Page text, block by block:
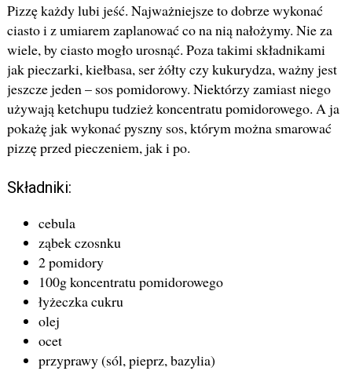
Pizzę każdy lubi jeść. Najważniejsze to dobrze wykonać
ciasto i z umiarem zaplanować co na nią nałożymy. Nie za
wiele, by ciasto mogło urosnąć. Poza takimi składnikami
jak pieczarki, kiełbasa, ser żółty czy kukurydza, ważny jest
jeszcze jeden – sos pomidorowy. Niektórzy zamiast niego
używają ketchupu tudzież koncentratu pomidorowego. A ja
pokażę jak wykonać pyszny sos, którym można smarować
pizzę przed pieczeniem, jak i po.
Składniki:
cebula
ząbek czosnku
2 pomidory
100g koncentratu pomidorowego
łyżeczka cukru
olej
ocet
przyprawy (sól, pieprz, bazylia)